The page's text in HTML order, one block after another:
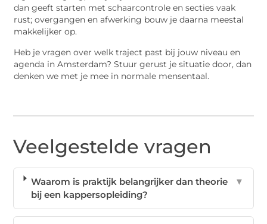
dan geeft starten met schaarcontrole en secties vaak
rust; overgangen en afwerking bouw je daarna meestal
makkelijker op.
Heb je vragen over welk traject past bij jouw niveau en
agenda in Amsterdam? Stuur gerust je situatie door, dan
denken we met je mee in normale mensentaal.
Veelgestelde vragen
Waarom is praktijk belangrijker dan theorie
bij een kappersopleiding?
▼